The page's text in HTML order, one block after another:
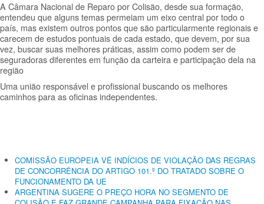
A Câmara Nacional de Reparo por Colisão, desde sua formação,
entendeu que alguns temas permeiam um eixo central por todo o
país, mas existem outros pontos que são particularmente regionais e
carecem de estudos pontuais de cada estado, que devem, por sua
vez, buscar suas melhores práticas, assim como podem ser de
seguradoras diferentes em função da carteira e participação dela na
região
Uma união responsável e profissional buscando os melhores
caminhos para as oficinas independentes.
COMISSÃO EUROPEIA VÊ INDÍCIOS DE VIOLAÇÃO DAS REGRAS
DE CONCORRÊNCIA DO ARTIGO 101.º DO TRATADO SOBRE O
FUNCIONAMENTO DA UE
ARGENTINA SUGERE O PREÇO HORA NO SEGMENTO DE